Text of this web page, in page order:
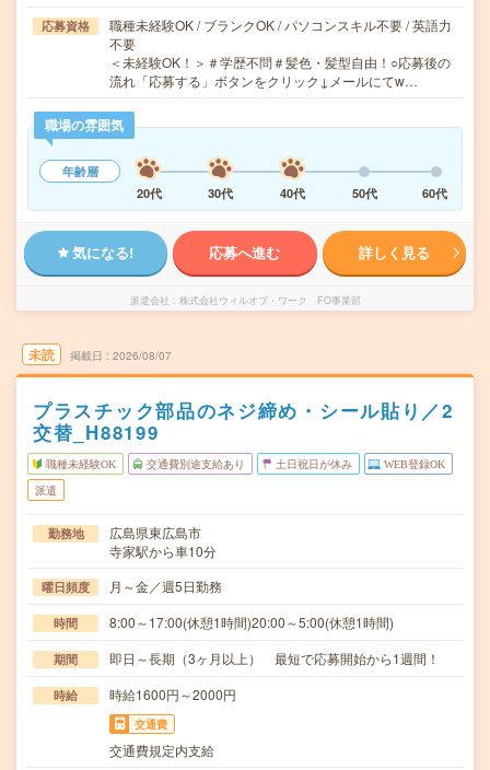
応募資格
職種未経験OK / ブランクOK / パソコンスキル不要 / 英語力
不要
＜未経験OK！＞＃学歴不問＃髪色・髪型自由！○応募後の
流れ「応募する」ボタンをクリック↓メールにてw…
職場の雰囲気
年齢層
20代
30代 40代 50代 60代
気になる! 応募へ進む 詳しく見る
派遣会社 株式会社ウィルオブ・ワーク FO事業部
未読 掲載日 2026/08/07
プラスチック部品のネジ締め・シール貼り／2
交替_H88199
職種未経験OK 交通費別途支給あり 土日祝日が休み WEB登録OK
派遣
勤務地
広島県東広島市
寺家駅から車10分
曜日頻度 月～金／週5日勤務
時間 8:00～17:00(休憩1時間)20:00～5:00(休憩1時間)
期間 即日～長期（3ヶ月以上） 最短で応募開始から1週間！
時給 時給1600円～2000円
交通費
交通費規定内支給